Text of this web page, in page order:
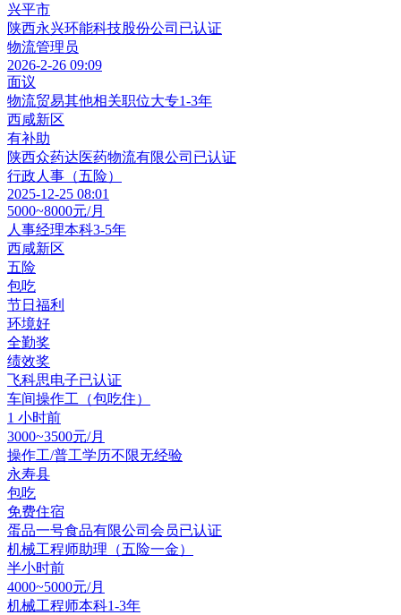
兴平市
陕西永兴环能科技股份公司 已认证
物流管理员
2026-2-26 09:09
面议
物流贸易其他相关职位大专1-3年
西咸新区
有补助
陕西众药达医药物流有限公司 已认证
行政人事（五险）
2025-12-25 08:01
5000~8000元/月
人事经理本科3-5年
西咸新区
五险
包吃
节日福利
环境好
全勤奖
绩效奖
飞科思电子已认证
车间操作工（包吃住）
1 小时前
3000~3500元/月
操作工/普工学历不限无经验
永寿县
包吃
免费住宿
蛋品一号食品有限公司 会员已认证
机械工程师助理（五险一金）
半小时前
4000~5000元/月
机械工程师本科1-3年